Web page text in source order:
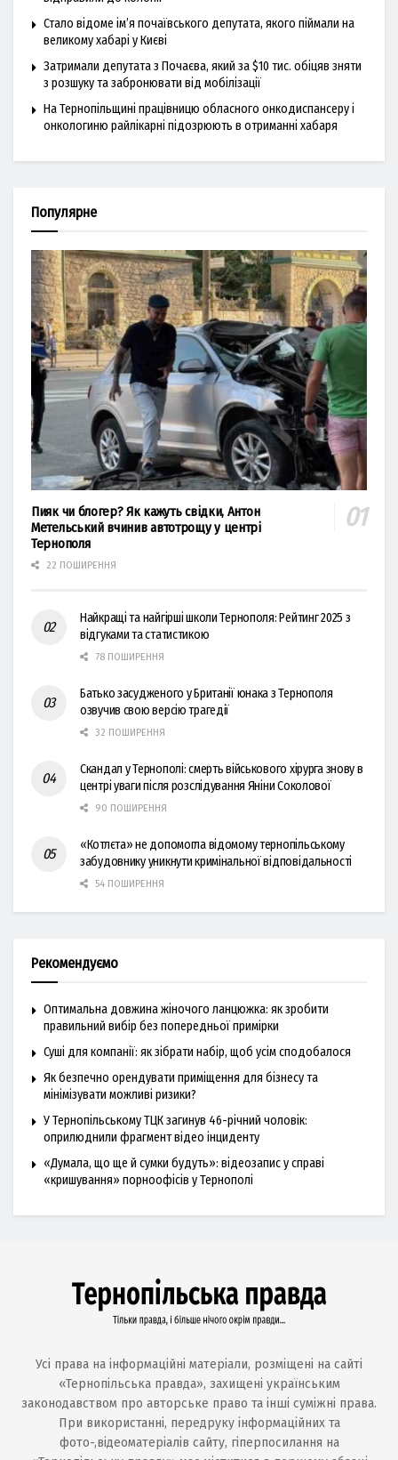
Стало відоме ім’я почаївського депутата, якого піймали на
великому хабарі у Києві
Затримали депутата з Почаєва, який за $10 тис. обіцяв зняти
з розшуку та забронювати від мобілізації
На Тернопільщині працівницю обласного онкодиспансеру і
онкологиню райлікарні підозрюють в отриманні хабаря
Популярне
Пияк чи блогер? Як кажуть свідки, Антон
Метельський вчинив автотрощу у центрі
Тернополя
22 ПОШИРЕННЯ
Найкращі та найгірші школи Тернополя: Рейтинг 2025 з
відгуками та статистикою
78 ПОШИРЕННЯ
Батько засудженого у Британії юнака з Тернополя
озвучив свою версію трагедії
32 ПОШИРЕННЯ
Скандал у Тернополі: смерть військового хірурга знову в
центрі уваги після розслідування Яніни Соколової
90 ПОШИРЕННЯ
«Котлєта» не допомогла відомому тернопільському
забудовнику уникнути кримінальної відповідальності
54 ПОШИРЕННЯ
Рекомендуємо
Оптимальна довжина жіночого ланцюжка: як зробити
правильний вибір без попередньої примірки
Суші для компанії: як зібрати набір, щоб усім сподобалося
Як безпечно орендувати приміщення для бізнесу та
мінімізувати можливі ризики?
У Тернопільському ТЦК загинув 46-річний чоловік:
оприлюднили фрагмент відео інциденту
«Думала, що ще й сумки будуть»: відеозапис у справі
«кришування» порноофісів у Тернополі
Усі права на інформаційні матеріали, розміщені на сайті
«Тернопільська правда», захищені українським
законодавством про авторське право та інші суміжні права.
При використанні, передруку інформаційних та
фото-,відеоматеріалів сайту, гіперпосилання на